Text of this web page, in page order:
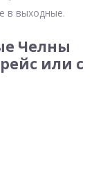
в выходные.
Челны
или с